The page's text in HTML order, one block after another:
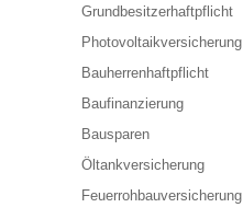
Grundbesitzerhaftpflicht
Photovoltaikversicherung
Bauherrenhaftpflicht
Baufinanzierung
Bausparen
Öltankversicherung
Feuerrohbauversicherung